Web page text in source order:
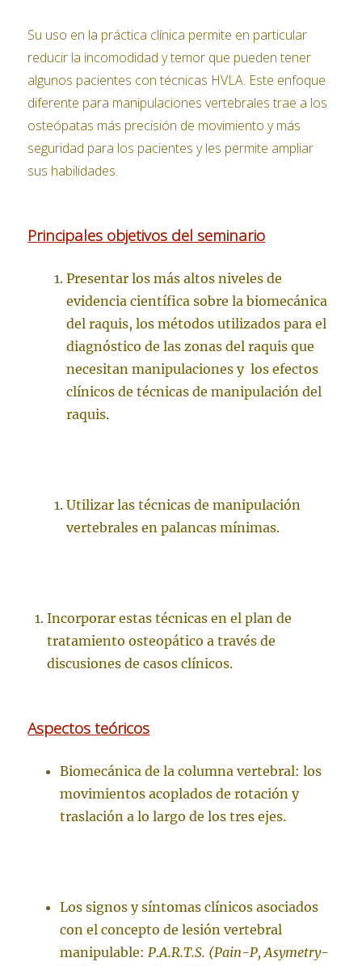
Su uso en la práctica clínica permite en particular
reducir la incomodidad y temor que pueden tener
algunos pacientes con técnicas HVLA. Este enfoque
diferente para manipulaciones vertebrales trae a los
osteópatas más precisión de movimiento y más
seguridad para los pacientes y les permite ampliar
sus habilidades.
Principales objetivos del seminario
Presentar los más altos niveles de
evidencia científica sobre la biomecánica
del raquis, los métodos utilizados para el
diagnóstico de las zonas del raquis que
necesitan manipulaciones y los efectos
clínicos de técnicas de manipulación del
raquis.
Utilizar las técnicas de manipulación
vertebrales en palancas mínimas.
Incorporar estas técnicas en el plan de
tratamiento osteopático a través de
discusiones de casos clínicos.
Aspectos teóricos
Biomecánica de la columna vertebral: los
movimientos acoplados de rotación y
traslación a lo largo de los tres ejes.
Los signos y síntomas clínicos asociados
con el concepto de lesión vertebral
manipulable:P.A.R.T.S. (Pain-P, Asymetry-